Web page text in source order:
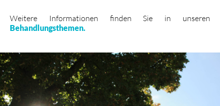
Weitere Informationen finden Sie in unseren
Behandlungsthemen.